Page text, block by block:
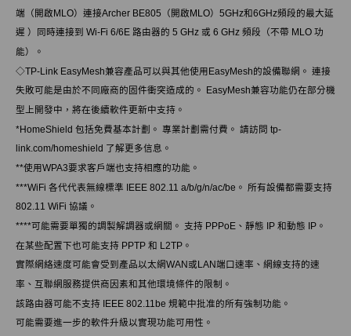
端（開啟MLO）連接Archer BE805（開啟MLO）5GHz和6GHz頻段的最大延
遲 ）同時連接到 Wi-Fi 6/6E 路由器的 5 GHz 或 6 GHz 頻段（不帶 MLO 功
能）。
◇TP-Link EasyMesh兼容產品可以與其他使用EasyMesh的設備聯網。 連接
失敗可能是由於不同廠商的固件衝突造成的。 EasyMesh兼容功能仍在部分機
型上開發中，將在後續軟件更新中支持。
*HomeShield 包括免費基本計劃。 專業計劃需付費。 請訪問 tp-
link.com/homeshield 了解更多信息。
**使用WPA3要求客戶端也支持相應的功能。
***WiFi 各代代表無線標準 IEEE 802.11 a/b/g/n/ac/be。 所有設備都需要支持
802.11 WiFi 協議。
****可能需要單獨的調製解調器或網關。 支持 PPPoE、靜態 IP 和動態 IP。
在某些配置下也可能支持 PPTP 和 L2TP。
實際網絡速度可能會受到產品以太網WAN或LAN端口速率、網線支持的速
率、互聯網服務提供商因素和其他環境條件的限制。
該路由器可能不支持 IEEE 802.11be 規範中批准的所有強制功能。
可能需要進一步的軟件升級以實現功能可用性。